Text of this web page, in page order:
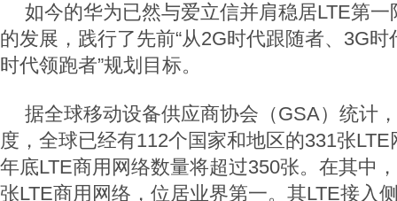
如今的华为已然与爱立信并肩稳居LTE第
的发展，践行了先前“从2G时代跟随者、3G
时代领跑者”规划目标。
据全球移动设备供应商协会（GSA）统计
度，全球已经有112个国家和地区的331张
年底LTE商用网络数量将超过350张。在其中
张LTE商用网络，位居业界第一。其LTE接入